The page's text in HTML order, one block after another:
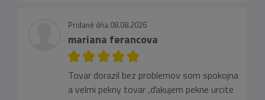
Pridané dňa 08.08.2026
mariana ferancova
Tovar dorazil bez problemov som spokojna
a velmi pekny tovar ,ďakujem pekne urcite